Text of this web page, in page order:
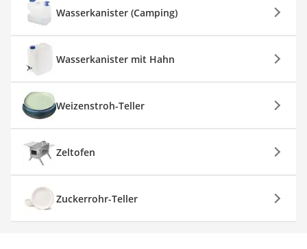
Wasserkanister (Camping)
Wasserkanister mit Hahn
Weizenstroh-Teller
Zeltofen
Zuckerrohr-Teller